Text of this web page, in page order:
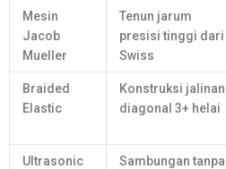
Mesin
Jacob
Mueller
Tenun jarum
presisi tinggi dari
Swiss
Braided
Elastic
Konstruksi jalinan
diagonal 3+ helai
Ultrasonic
Sambungan tanpa